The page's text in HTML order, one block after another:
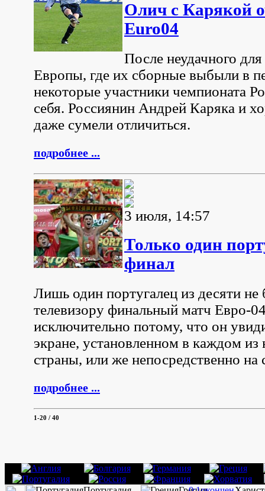
Олич с Карякой
Euro04
После неудачного
Европы, где их сборные выбыли в
некоторые участники чемпионата
себя. Россиянин Андрей Каряка и
даже сумели отличиться.
подробнее ...
3 июля, 14:57
Только один
финал
Лишь один португалец из десяти не
телевизору финальный матч Евро-
исключительно потому, что он
экране, установленном в каждом из
страны, или же непосредственно
подробнее ...
1-20 / 40